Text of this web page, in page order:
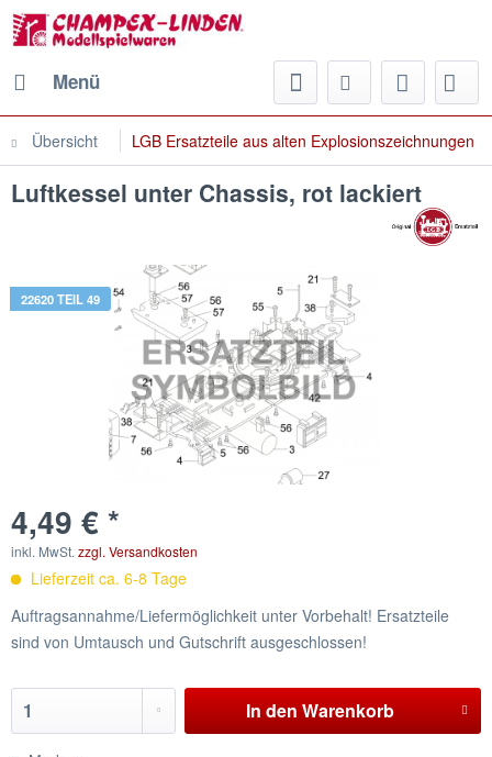
Menü
Übersicht LGB Ersatzteile aus alten Explosionszeichnungen
Luftkessel unter Chassis, rot lackiert
22620 TEIL 49
4,49 € *
inkl. MwSt. zzgl. Versandkosten
Lieferzeit ca. 6-8 Tage
Auftragsannahme/Liefermöglichkeit unter Vorbehalt! Ersatzteile
sind von Umtausch und Gutschrift ausgeschlossen!
In den Warenkorb